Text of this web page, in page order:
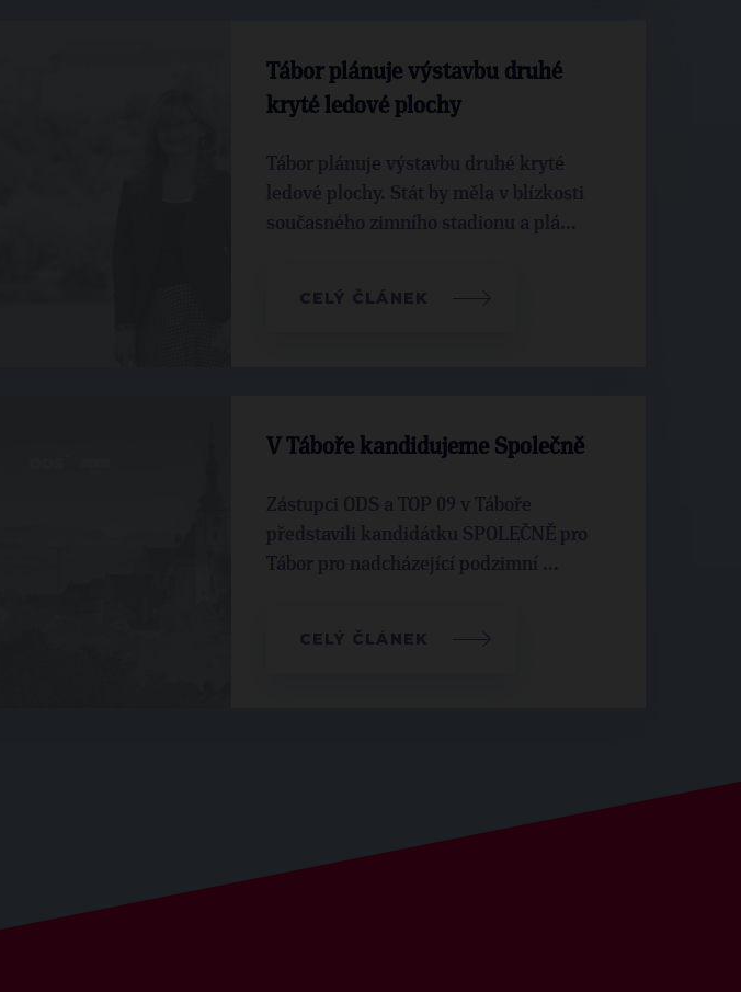
Tábor plánuje výstavbu druhé
kryté ledové plochy
Tábor plánuje výstavbu druhé kryté
ledové plochy. Stát by měla v blízkosti
současného zimního stadionu a plá...
CELÝ ČLÁNEK
V Táboře kandidujeme Společně
Zástupci ODS a TOP 09 v Táboře
představili kandidátku SPOLEČNĚ pro
Tábor pro nadcházející podzimní ...
CELÝ ČLÁNEK